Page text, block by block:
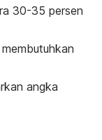
30-35 persen
angka